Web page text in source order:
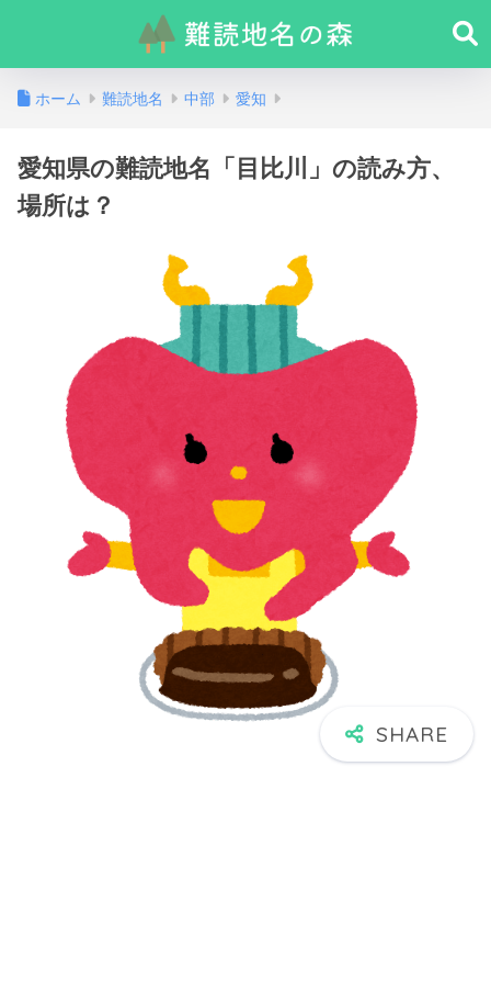
ホーム 難読地名 中部 愛知
愛知県の難読地名「目比川」の読み方、
場所は？